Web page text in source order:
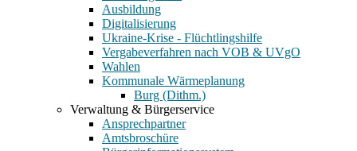
Ausbildung
Digitalisierung
Ukraine-Krise - Flüchtlingshilfe
Vergabeverfahren nach VOB & UVgO
Wahlen
Kommunale Wärmeplanung
Burg (Dithm.)
Verwaltung & Bürgerservice
Ansprechpartner
Amtsbroschüre